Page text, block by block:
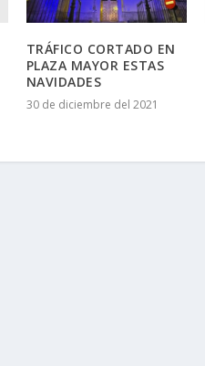
TRÁFICO CORTADO EN
PLAZA MAYOR ESTAS
NAVIDADES
30 de diciembre del 2021